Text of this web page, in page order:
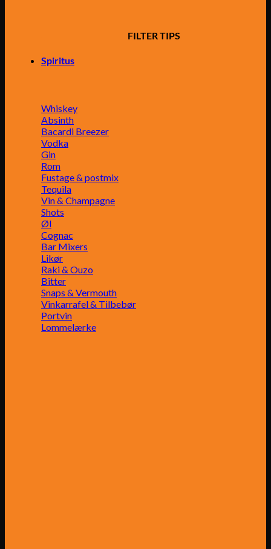
FILTER TIPS
Spiritus
Whiskey
Absinth
Bacardi Breezer
Vodka
Gin
Rom
Fustage & postmix
Tequila
Vin & Champagne
Shots
Øl
Cognac
Bar Mixers
Likør
Raki & Ouzo
Bitter
Snaps & Vermouth
Vinkarrafel & Tilbebør
Portvin
Lommelærke